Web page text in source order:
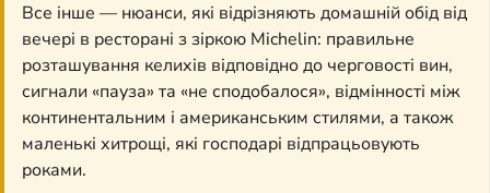
Все інше — нюанси, які відрізняють домашній обід від
вечері в ресторані з зіркою Michelin: правильне
розташування келихів відповідно до черговості вин,
сигнали «пауза» та «не сподобалося», відмінності між
континентальним і американським стилями, а також
маленькі хитрощі, які господарі відпрацьовують
роками.